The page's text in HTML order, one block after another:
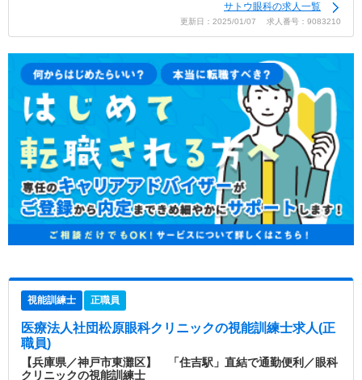
サトウ眼科の求人一覧
更新日：2025/01/07 求人番号：9083210
視能訓練士 正職員
医療法人社団松原眼科クリニックの視能訓練士求人(正
職員)
【兵庫県／神戸市東灘区】 「住吉駅」直結で通勤便利／眼科
クリニックの視能訓練士